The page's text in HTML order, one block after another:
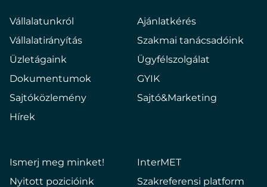
Vállalatunkról
Vállalatirányítás
Üzletágaink
Dokumentumok
Sajtóközlemény
Hírek
Ajánlatkérés
Szakmai tanácsadóink
Ügyfélszolgálat
GYIK
Sajtó&Marketing
Ismerj meg minket!
Nyitott pozicióink
InterMET
Szakreferensi platform